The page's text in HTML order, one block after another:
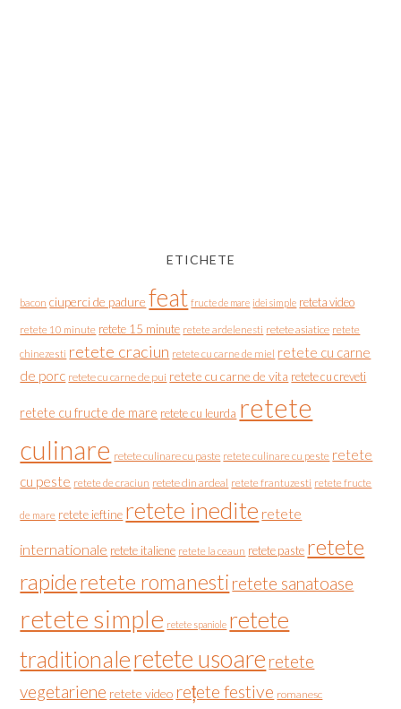
ETICHETE
bacon ciuperci de padure feat fructe de mare idei simple reteta video
retete 10 minute retete 15 minute retete ardelenesti retete asiatice retete
chinezesti retete craciun retete cu carne de miel retete cu carne
de porc retete cu carne de pui retete cu carne de vita retete cu creveti
retete cu fructe de mare retete cu leurda retete
culinare retete culinare cu paste retete culinare cu peste retete
cu peste retete de craciun retete din ardeal retete frantuzesti retete fructe
de mare retete ieftine retete inedite retete
internationale retete italiene retete la ceaun retete paste retete
rapideretete romanesti retete sanatoase
retete simple retete spaniole retete
traditionaleretete usoare retete
vegetariene retete video rețete festive romanesc